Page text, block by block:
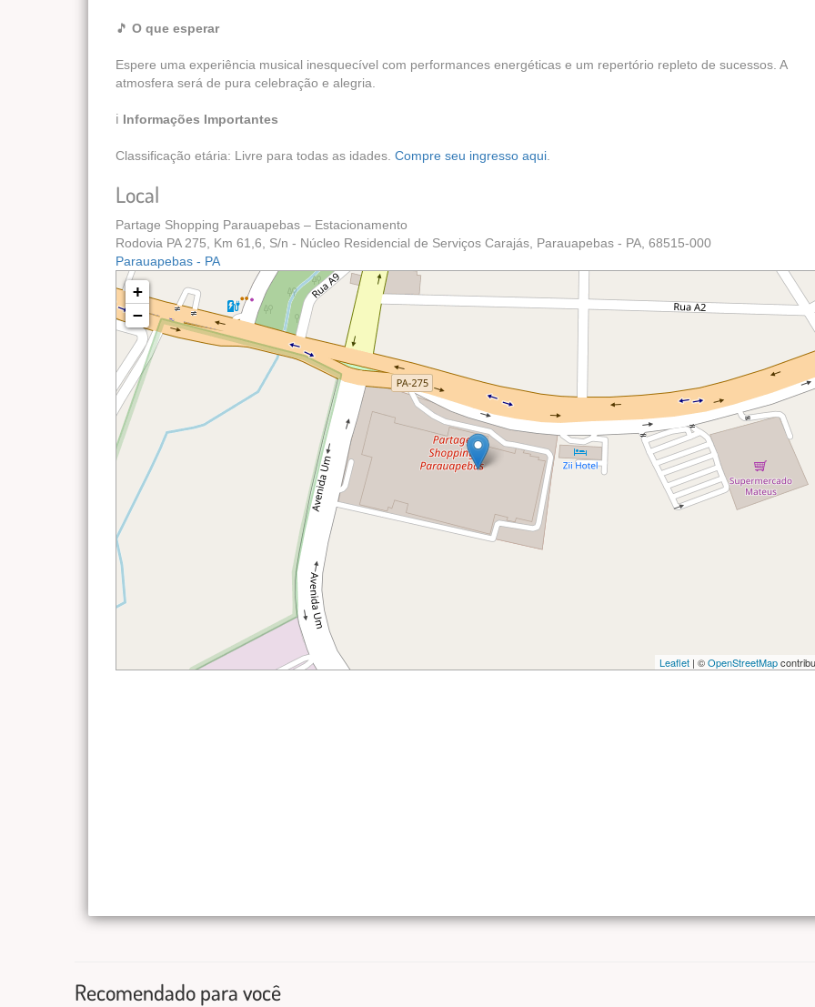
🎵O que esperar
Espere uma experiência musical inesquecível com performances energéticas e um repertório repleto de sucessos. A
atmosfera será de pura celebração e alegria.
ℹ️ Informações Importantes
Classificação etária: Livre para todas as idades.Compre seu ingresso aqui
Local
Partage Shopping Parauapebas – Estacionamento
Rodovia PA 275, Km 61,6, S/n - Núcleo Residencial de Serviços Carajás, Parauapebas - PA, 68515-000
Parauapebas - PA
+
−
Leaflet| ©OpenStreetMap
Recomendado para você